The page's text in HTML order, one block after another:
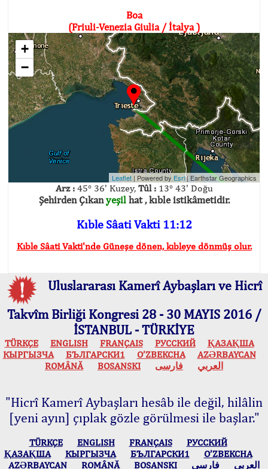
Boa
(Friuli-Venezia Giulia / İtalya )
+
−
Leaflet | Powered by Esri|Earthstar Geographics
Arz :45° 36' Kuzey, Tûl :13° 43' Doğu
Şehirden Çıkanyeşilhat , kıble istikâmetidir.
Kıble Sâati Vakti 11:12
Kıble Sâati Vakti'nde Güneşe dönen, kıbleye dönmüş olur.
Uluslararası Kamerî Aybaşları ve Hicrî
Takvîm Birliği Kongresi 28 - 30 MAYIS 2016 /
İSTANBUL - TÜRKİYE
TÜRKÇE ENGLISH FRANÇAIS РУССКИЙ
ҚАЗАҚША
КЫPГЫЗЧA
БЪЛГАРСКИ1 O’ZBEKCHA
AZӘRBAYCAN
ROMÂNĂ
BOSANSKI العربي فارسی
"Hicrî Kamerî Aybaşları hesâb ile değil, hilâlin
[yeni ayın] çıplak gözle görülmesi ile başlar."
TÜRKÇE ENGLISH FRANÇAIS
РУССКИЙ
ҚАЗАҚША
КЫPГЫЗЧA БЪЛГАРСКИ1
O’ZBEKCHA
AZӘRBAYCAN
ROMÂNĂ BOSANSKI العربي فارسی